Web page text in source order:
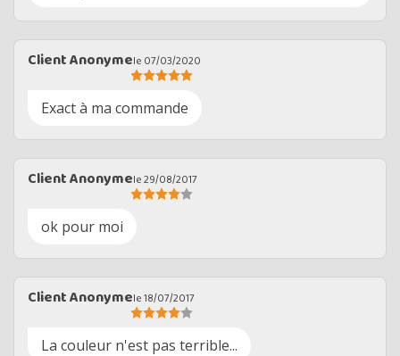
Client Anonymele 07/03/2020
Exact à ma commande
Client Anonymele 29/08/2017
ok pour moi
Client Anonymele 18/07/2017
La couleur n'est pas terrible...